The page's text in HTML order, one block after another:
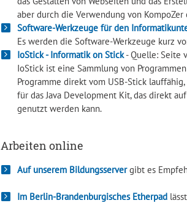
aber durch die Verwendung von
Software-Werkzeuge für den
Es werden die Software-Werkzeuge kurz
IoStick - Informatik on Stick- Quelle: Seite
IoStick ist eine Sammlung von
Programme direkt vom USB-Stick
für das Java Development Kit, das direkt
genutzt werden kann.
Arbeiten online
Auf unserem Bildungsservergibt es
Im Berlin-Brandenburgisches Etherpad